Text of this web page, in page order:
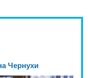
Чернухи